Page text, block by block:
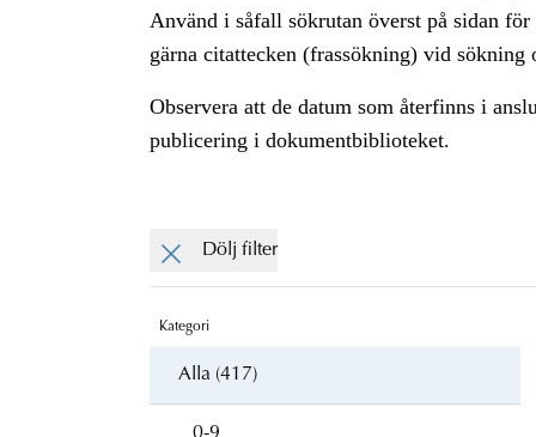
Använd i såfall sökrutan överst på sidan
gärna citattecken (frassökning) vid
Observera att de datum som återfinns i
publicering i dokumentbiblioteket.
Dölj filter
Kategori
Alla (417)
0-9